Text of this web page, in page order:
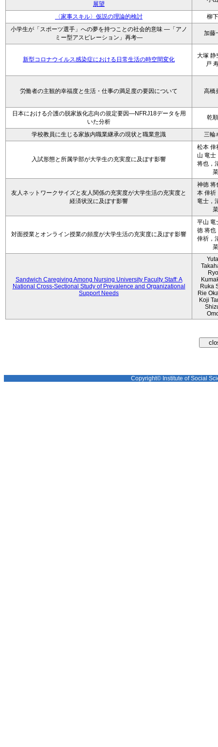
展望
〈家事スキル〉仮説の理論的検討
柳
小学生が「スポーツ選手」への夢を持つことの社会的意味 ―「アノ
ミー型アスピレーション」再考―
加藤
新型コロナウイルス感染症における日常生活の時空間変化
大塚 静
戸
労働者の主観的幸福度と生活・仕事の満足度の要因について 高橋
日本における介護の脱家族化志向の規定要因―NFRJ18データを用
いた分析
乾
学校教員に生じる家族内職業継承の現状と職業意識 三輪
入試形態と所属学部が大学生の充実度に及ぼす影響
松本 倖
山 竜士
将也，
菜
友人ネットワークサイズと友人関係の充実度が大学生活の充実度と
経済状況に及ぼす影響
神徳 将
本 倖祈
竜士，
菜
対面授業とオンライン授業の頻度が大学生活の充実度に及ぼす影響
平山 竜
徳 将也
倖祈，
菜
Sandwich Caregiving Among Nursing University Faculty Staff: A
National Cross-Sectional Study of Prevalence and Organizational
Support Needs
Ruka
Rie
Koji
Copyright© Institute of Social